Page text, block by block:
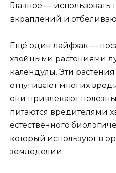
Главное — использовать
вкраплений и
Ещё один лайфхак —
хвойными растениями
календулы. Эти
отпугивают многих
они привлекают
питаются вредителями
естественного
который используют в
земледелии.